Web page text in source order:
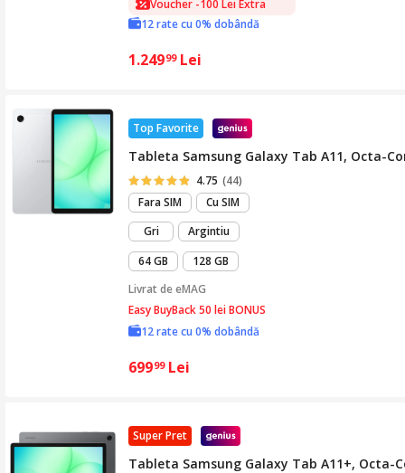
Voucher -100 Lei Extra
12 rate cu 0% dobândă
1.24999 Lei
Top Favorite
Tableta Samsung Galaxy Tab A11, Octa-
4.75 (44)
Fara SIM
Cu SIM
Gri
Argintiu
64 GB
128 GB
Livrat deeMAG
Easy BuyBack 50 lei BONUS
12 rate cu 0% dobândă
69999 Lei
Super Pret
Tableta Samsung Galaxy Tab A11+, Octa-